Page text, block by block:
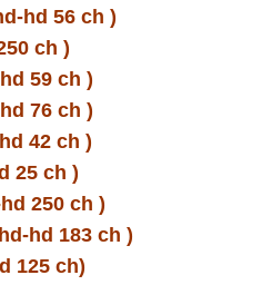
hd 56 ch )
ch )
59 ch )
76 ch )
42 ch )
25 ch )
250 ch )
hd 183 ch )
125 ch)